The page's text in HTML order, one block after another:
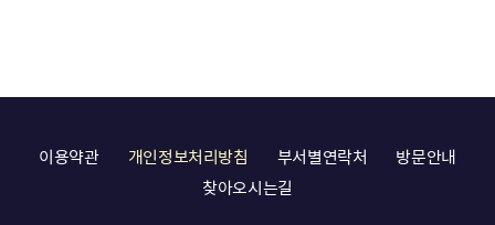
이용약관 개인정보처리방침 부서별연락처
방문안내
찾아오시는길